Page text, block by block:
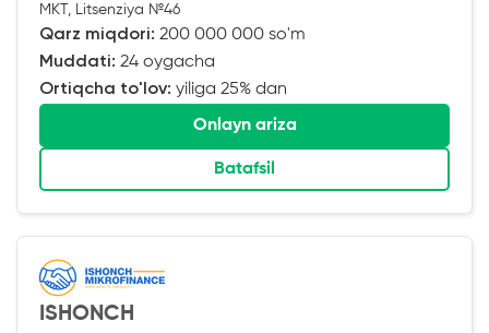
MKT, Litsenziya №46
Qarz miqdori: 200 000 000 so'm
Muddati: 24 oygacha
Ortiqcha to'lov: yiliga 25% dan
Onlayn ariza
Batafsil
ISHONCH